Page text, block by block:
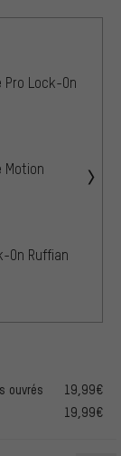
Pro Lock-On
Motion
On Ruffian
ouvrés
19,99€
19,99€